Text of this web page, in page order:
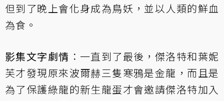
但到了晚上會化身成為鳥妖，並以人類的鮮血
為食。
影集文字劇情 ：一直到了最後，傑洛特和葉妮
芙才發現原來波爾赫三隻寒鴉是金龍，而且是
為了保護綠龍的新生龍蛋才會邀請傑洛特加入